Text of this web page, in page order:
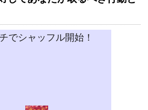
でシャッフル開始！